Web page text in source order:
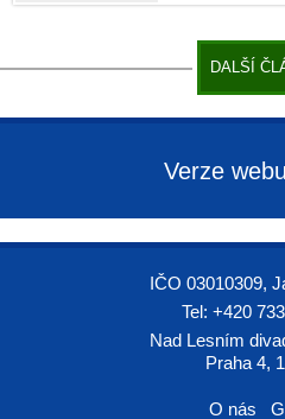
DALŠÍ
Verze
IČO 03010309,
Tel: +420
Nad Lesním
Praha 4,
O nás